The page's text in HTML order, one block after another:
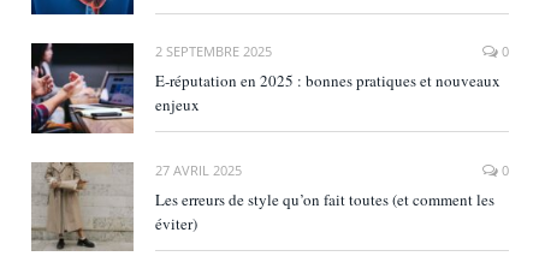
2 SEPTEMBRE 2025 0
E‑réputation en 2025 : bonnes pratiques et nouveaux
enjeux
27 AVRIL 2025 0
Les erreurs de style qu’on fait toutes (et comment les
éviter)